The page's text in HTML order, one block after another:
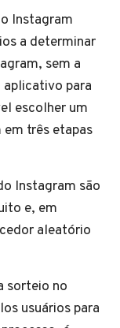
Instagram
a determinar
sem a
aplicativo para
escolher um
três etapas
Instagram são
e, em
aleatório
sorteio no
usuários para